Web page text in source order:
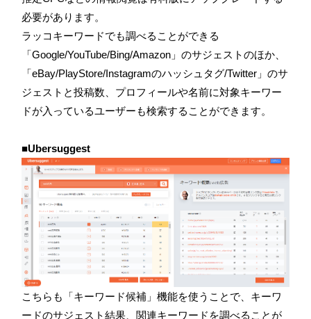
必要があります。
ラッコキーワードでも調べることができる
「Google/YouTube/Bing/Amazon」のサジェストのほか、
「eBay/PlayStore/Instagramのハッシュタグ/Twitter」のサ
ジェストと投稿数、プロフィールや名前に対象キーワー
ドが入っているユーザーも検索することができます。
■Ubersuggest
こちらも「キーワード候補」機能を使うことで、キーワ
ードのサジェスト結果、関連キーワードを調べることが